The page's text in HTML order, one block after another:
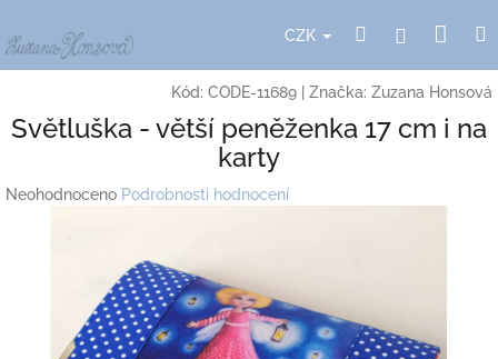
na
obsah
CZK HledatPřihlášení
Kód: CODE-11689 Značka: Zuzana Honsová
Světluška - větší peněženka 17 cm i na
karty
Průměrné
hvězdiček.
Neohodnoceno Podrobnosti hodnocení